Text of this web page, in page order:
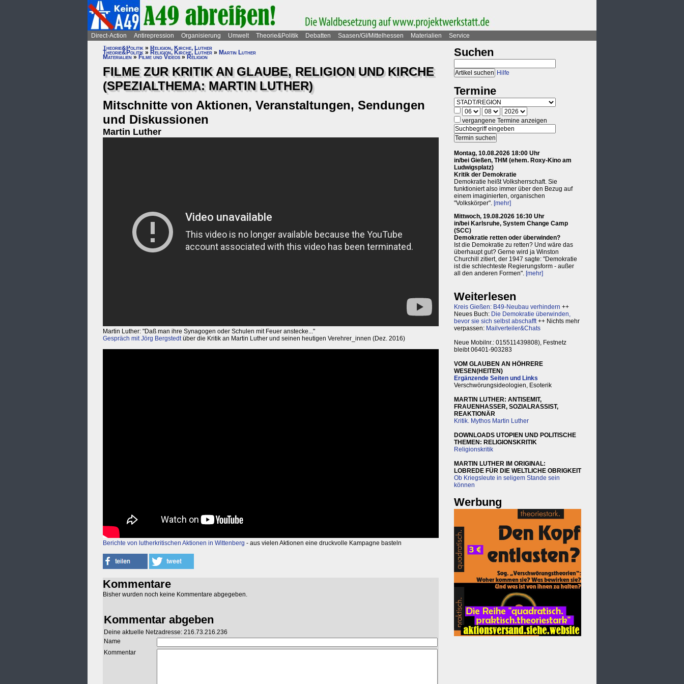
Direct-Action Antirepression Organisierung Umwelt Theorie&Politik Debatten Saasen/GI/Mittelhessen Materialien
Service
Theorie&Politik » Religion, Kirche, Luther
Theorie&Politik » Religion, Kirche, Luther » Martin Luther
Materialien » Filme und Videos » Religion
FILME ZUR KRITIK AN GLAUBE, RELIGION UND KIRCHE
(SPEZIALTHEMA: MARTIN LUTHER)
Mitschnitte von Aktionen, Veranstaltungen, Sendungen
und Diskussionen
Martin Luther
Martin Luther: "Daß man ihre Synagogen oder Schulen mit Feuer anstecke..."
Gespräch mit Jörg Bergstedtüber die Kritik an Martin Luther und seinen heutigen Verehrer_innen (Dez. 2016)
Berichte von lutherkritischen Aktionen in Wittenberg - aus vielen Aktionen eine druckvolle Kampagne basteln
Kommentare
Bisher wurden noch keine Kommentare abgegeben.
Kommentar abgeben
Deine aktuelle Netzadresse: 216.73.216.236
Name
Kommentar
Suchen
Hilfe
Termine
vergangene Termine anzeigen
Montag, 10.08.2026 18:00 Uhr
in/bei Gießen, THM (ehem. Roxy-Kino am
Ludwigsplatz)
Kritik der Demokratie
Demokratie heißt Volksherrschaft. Sie
funktioniert also immer über den Bezug auf
einem imaginierten, organischen
"Volkskörper". [mehr]
Mittwoch, 19.08.2026 16:30 Uhr
in/bei Karlsruhe, System Change Camp
(SCC)
Demokratie retten oder überwinden?
Ist die Demokratie zu retten? Und wäre das
überhaupt gut? Gerne wird ja Winston
Churchill zitiert, der 1947 sagte: "Demokratie
ist die schlechteste Regierungsform - außer
all den anderen Formen". [mehr]
Weiterlesen
Kreis Gießen: B49-Neubau verhindern ++
Neues Buch: Die Demokratie überwinden,
bevor sie sich selbst abschafft++ Nichts mehr
verpassen: Mailverteiler&Chats
Neue Mobilnr.: 015511439808), Festnetz
bleibt 06401-903283
VOM GLAUBEN AN HÖHRERE
WESEN(HEITEN)
Ergänzende Seiten und Links
Verschwörungsideologien, Esoterik
MARTIN LUTHER: ANTISEMIT,
FRAUENHASSER, SOZIALRASSIST,
REAKTIONÄR
Kritik. Mythos Martin Luther
DOWNLOADS UTOPIEN UND POLITISCHE
THEMEN: RELIGIONSKRITIK
Religionskritik
MARTIN LUTHER IM ORIGINAL:
LOBREDE FÜR DIE WELTLICHE OBRIGKEIT
Ob Kriegsleute in seligem Stande sein
können
Werbung